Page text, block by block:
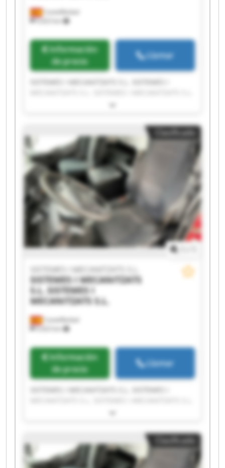
Castellbisbal
9,423 km
Información
de precio
Llamar
SISTEMES I MECANITZATS S.L. SISTEMES I
SISTEMES I MECANITZATS S.L. SISTEMES I
MECANITZATS S.L. SISTEMES I MECANITZATS S.L.
SISTEMES I MECANITZATS S.L. SISTEMES I
MECANITZATS S.L. SISTEMES I MECANITZATS S.L.
SISTEMES I MECANITZATS S.L. SISTEMES I
MECANITZATS S.L. SISTEMES I MECANITZATS S.L.
SISTEMES I MECANITZATS S.L. SISTEMES I
MECANITZATS S.L. SISTEMES I MECANITZATS S.L.
SISTEMES I MECANITZATS S.L. SISTEMES I
MECANITZATS S.L.
Castellbisbal
9,423 km
SISTEMES I MECANITZATS S.L.
SISTEMES I MECANITZATS
S.L. SISTEMES I
MECANITZATS S.L.
Información
de precio
Llamar
SISTEMES I MECANITZATS S.L. SISTEMES I
SISTEMES I MECANITZATS S.L. SISTEMES I
MECANITZATS S.L. SISTEMES I MECANITZATS S.L.
SISTEMES I MECANITZATS S.L. SISTEMES I
MECANITZATS S.L. SISTEMES I MECANITZATS S.L.